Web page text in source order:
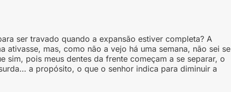
ser travado quando a expansão estiver completa? A
ativasse, mas, como não a vejo há uma semana, não sei se
sim, pois meus dentes da frente começam a se separar, o
a propósito, o que o senhor indica para diminuir a